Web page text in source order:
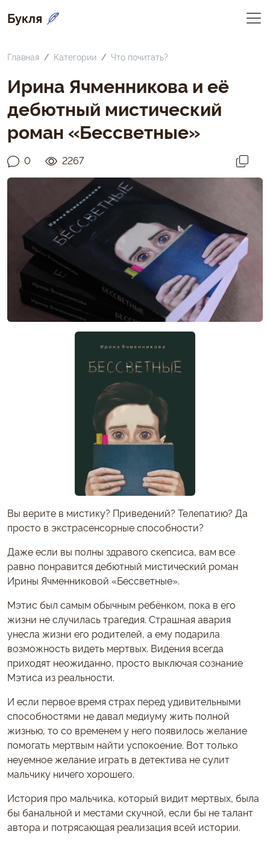
Букля
Главная Категории Что почитать?
Ирина Ячменникова и её
дебютный мистический
роман «Бессветные»
0 2267
Вы верите в мистику? Приведений? Телепатию? Да
просто в экстрасенсорные способности?
Даже если вы полны здравого скепсиса, вам все
равно понравится дебютный мистический роман
Ирины Ячменниковой «Бессветные».
Мэтис был самым обычным ребёнком, пока в его
жизни не случилась трагедия. Страшная авария
унесла жизни его родителей, а ему подарила
возможность видеть мертвых. Видения всегда
приходят неожиданно, просто выключая сознание
Мэтиса из реальности.
И если первое время страх перед удивительными
способностями не давал медиуму жить полной
жизнью, то со временем у него появилось желание
помогать мертвым найти успокоение. Вот только
неуемное желание играть в детектива не сулит
мальчику ничего хорошего.
История про мальчика, который видит мертвых, была
бы банальной и местами скучной, если бы не талант
автора и потрясающая реализация всей истории.